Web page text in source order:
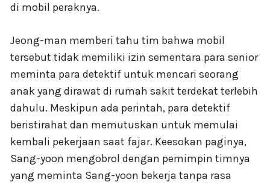
di mobil peraknya.
Jeong-man memberi tahu tim bahwa mobil
tersebut tidak memiliki izin sementara para senior
meminta para detektif untuk mencari seorang
anak yang dirawat di rumah sakit terdekat terlebih
dahulu. Meskipun ada perintah, para detektif
beristirahat dan memutuskan untuk memulai
kembali pekerjaan saat fajar. Keesokan paginya,
Sang-yoon mengobrol dengan pemimpin timnya
yang meminta Sang-yoon bekerja tanpa rasa